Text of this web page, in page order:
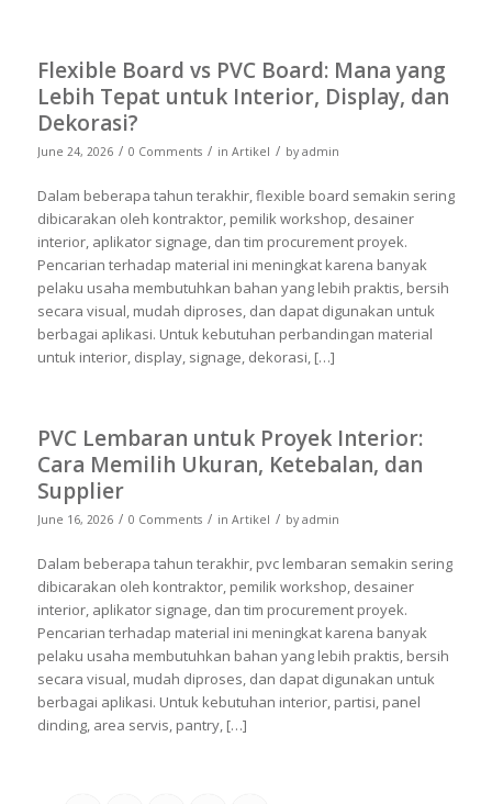
Flexible Board vs PVC Board: Mana yang
Lebih Tepat untuk Interior, Display, dan
Dekorasi?
June 24, 2026 / 0 Comments / in Artikel / by admin
Dalam beberapa tahun terakhir, flexible board semakin sering
dibicarakan oleh kontraktor, pemilik workshop, desainer
interior, aplikator signage, dan tim procurement proyek.
Pencarian terhadap material ini meningkat karena banyak
pelaku usaha membutuhkan bahan yang lebih praktis, bersih
secara visual, mudah diproses, dan dapat digunakan untuk
berbagai aplikasi. Untuk kebutuhan perbandingan material
untuk interior, display, signage, dekorasi, […]
PVC Lembaran untuk Proyek Interior:
Cara Memilih Ukuran, Ketebalan, dan
Supplier
June 16, 2026 / 0 Comments / in Artikel / by admin
Dalam beberapa tahun terakhir, pvc lembaran semakin sering
dibicarakan oleh kontraktor, pemilik workshop, desainer
interior, aplikator signage, dan tim procurement proyek.
Pencarian terhadap material ini meningkat karena banyak
pelaku usaha membutuhkan bahan yang lebih praktis, bersih
secara visual, mudah diproses, dan dapat digunakan untuk
berbagai aplikasi. Untuk kebutuhan interior, partisi, panel
dinding, area servis, pantry, […]